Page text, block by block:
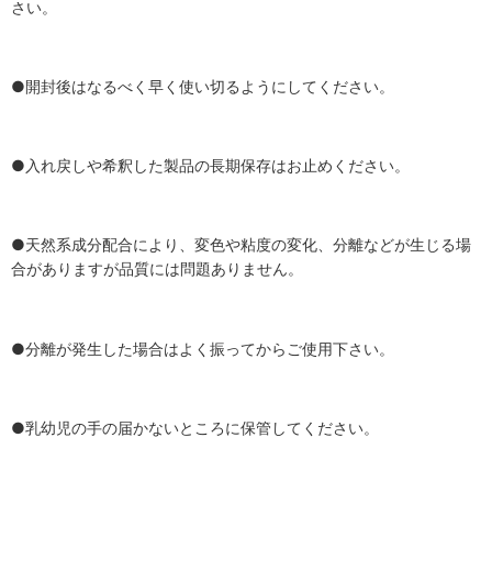
さい。
●開封後はなるべく早く使い切るようにしてください。
●入れ戻しや希釈した製品の長期保存はお止めください。
●天然系成分配合により、変色や粘度の変化、分離などが生じる場
合がありますが品質には問題ありません。
●分離が発生した場合はよく振ってからご使用下さい。
●乳幼児の手の届かないところに保管してください。